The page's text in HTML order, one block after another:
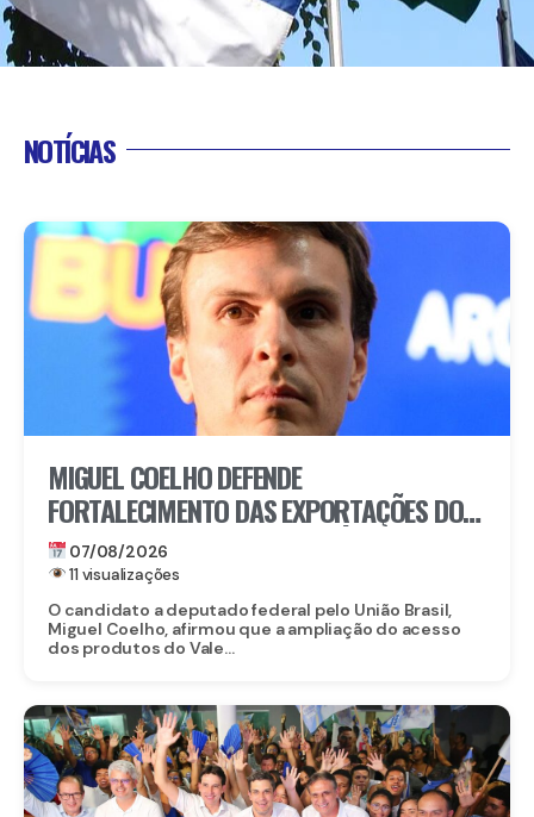
NOTÍCIAS
MIGUEL COELHO DEFENDE
FORTALECIMENTO DAS EXPORTAÇÕES DO
VALE DO SÃO FRANCISCO APÓS ABERTURA
DO MERCADO CHINÊS
07/08/2026
11 visualizações
O candidato a deputado federal pelo União Brasil,
Miguel Coelho, afirmou que a ampliação do acesso
dos produtos do Vale...